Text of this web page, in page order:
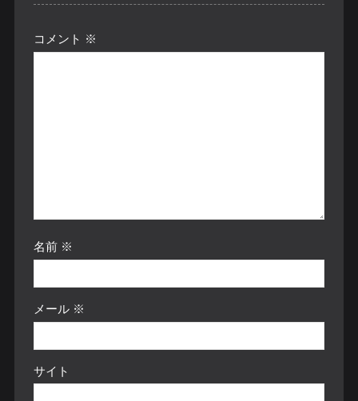
コメント ※
名前 ※
メール ※
サイト